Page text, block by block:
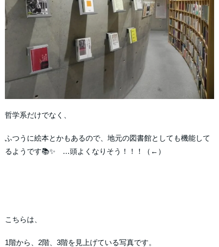
哲学系だけでなく、
ふつうに絵本とかもあるので、地元の図書館としても機能して
るようです📚✨ …頭よくなりそう！！！（←）
こちらは、
1階から、2階、3階を見上げている写真です。